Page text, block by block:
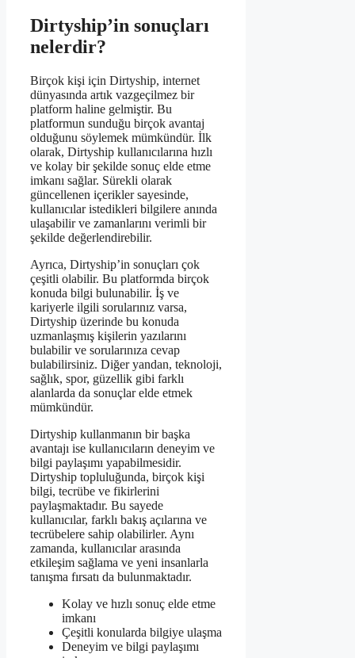
Dirtyship’in sonuçları
nelerdir?
Birçok kişi için Dirtyship, internet
dünyasında artık vazgeçilmez bir
platform haline gelmiştir. Bu
platformun sunduğu birçok avantaj
olduğunu söylemek mümkündür. İlk
olarak, Dirtyship kullanıcılarına hızlı
ve kolay bir şekilde sonuç elde etme
imkanı sağlar. Sürekli olarak
güncellenen içerikler sayesinde,
kullanıcılar istedikleri bilgilere anında
ulaşabilir ve zamanlarını verimli bir
şekilde değerlendirebilir.
Ayrıca, Dirtyship’in sonuçları çok
çeşitli olabilir. Bu platformda birçok
konuda bilgi bulunabilir. İş ve
kariyerle ilgili sorularınız varsa,
Dirtyship üzerinde bu konuda
uzmanlaşmış kişilerin yazılarını
bulabilir ve sorularınıza cevap
bulabilirsiniz. Diğer yandan, teknoloji,
sağlık, spor, güzellik gibi farklı
alanlarda da sonuçlar elde etmek
mümkündür.
Dirtyship kullanmanın bir başka
avantajı ise kullanıcıların deneyim ve
bilgi paylaşımı yapabilmesidir.
Dirtyship topluluğunda, birçok kişi
bilgi, tecrübe ve fikirlerini
paylaşmaktadır. Bu sayede
kullanıcılar, farklı bakış açılarına ve
tecrübelere sahip olabilirler. Aynı
zamanda, kullanıcılar arasında
etkileşim sağlama ve yeni insanlarla
tanışma fırsatı da bulunmaktadır.
Kolay ve hızlı sonuç elde etme
imkanı
Çeşitli konularda bilgiye ulaşma
Deneyim ve bilgi paylaşımı